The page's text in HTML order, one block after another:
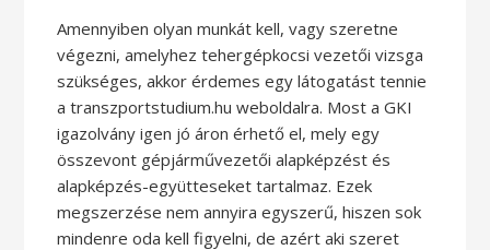
Amennyiben olyan munkát kell, vagy szeretne
végezni, amelyhez tehergépkocsi vezetői vizsga
szükséges, akkor érdemes egy látogatást tennie
a transzportstudium.hu weboldalra. Most a GKI
igazolvány igen jó áron érhető el, mely egy
összevont gépjárművezetői alapképzést és
alapképzés-együtteseket tartalmaz. Ezek
megszerzése nem annyira egyszerű, hiszen sok
mindenre oda kell figyelni, de azért aki szeret